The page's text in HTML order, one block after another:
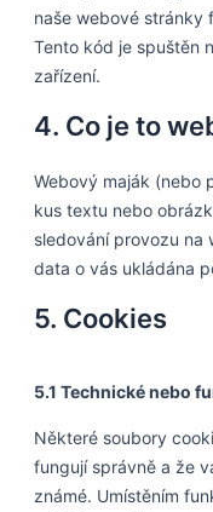
naše webové stránky
Tento kód je spuštěn
zařízení.
4. Co je to
Webový maják (nebo
kus textu nebo
sledování provozu na
data o vás ukládána
5. Cookies
5.1 Technické nebo
Některé soubory
fungují správně a že
známé. Umístěním